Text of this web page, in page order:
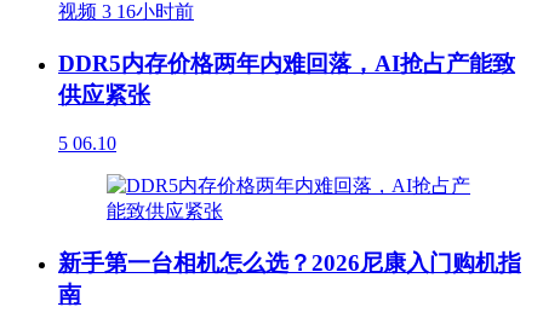
视频 3 16小时前
DDR5内存价格两年内难回落，AI抢占产能致
供应紧张
5 06.10
新手第一台相机怎么选？2026尼康入门购机指
南